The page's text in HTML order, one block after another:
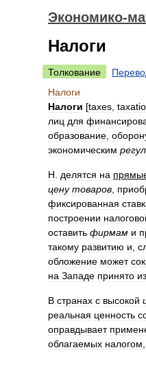
Экономико-
Налоги
Толкование
Налоги
Налоги [taxes
лиц для
образование
экономическим
Н делятся на
цену товаров
фиксированная
построении
оставить фирмам и
такому развитию и
обложение может
на Западе принято
В странах с высокой
реальная ценность
оправдывает
облагаемых налогом